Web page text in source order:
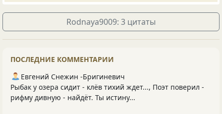
Rodnaya9009: 3 цитаты
ПОСЛЕДНИЕ КОММЕНТАРИИ
Евгений Снежин -Бригиневич
Рыбак у озера сидит - клёв тихий ждет..., Поэт поверил -
рифму дивную - найдёт. Ты истину...